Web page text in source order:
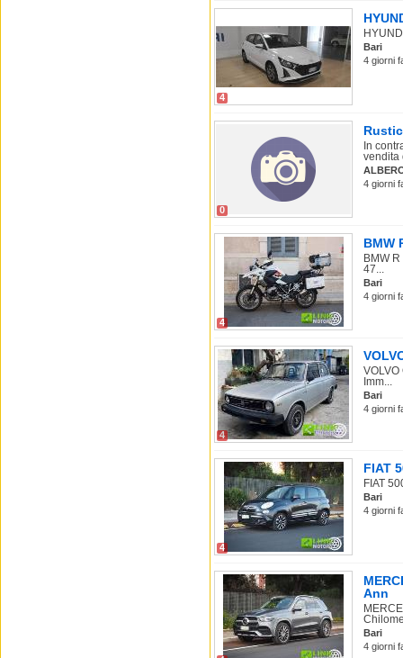
4
Bari
4 giorni
0
In
vendita
4 giorni
4
BMW
BMW
47...
Bari
4 giorni
4
Imm...
Bari
4 giorni
4
FIAT
FIAT
Bari
4 giorni
Ann
Bari
4 giorni